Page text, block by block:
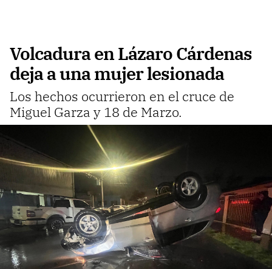
Volcadura en Lázaro Cárdenas
deja a una mujer lesionada
Los hechos ocurrieron en el cruce de
Miguel Garza y 18 de Marzo.